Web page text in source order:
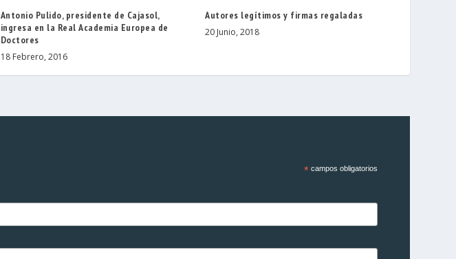
Antonio Pulido, presidente de Cajasol,
ingresa en la Real Academia Europea de
Doctores
18 Febrero, 2016
Autores legítimos y firmas regaladas
20 Junio, 2018
*campos obligatorios